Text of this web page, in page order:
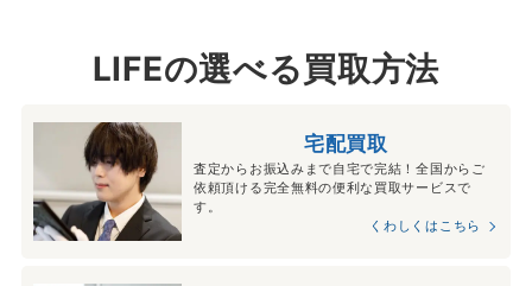
LIFEの選べる買取方法
宅配買取
査定からお振込みまで自宅で完結！全国からご
依頼頂ける完全無料の便利な買取サービスで
す。
くわしくはこちら